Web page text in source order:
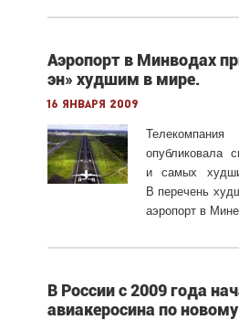
Аэропорт в Минводах
эн» худшим в мире.
16 января 2009
опубликовала
и самых
В перечень
аэропорт в
В России с 2009 года
авиакеросина по